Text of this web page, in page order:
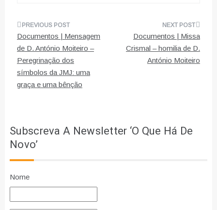
Navegação
de
artigos
Documentos | Mensagem
de D. António Moiteiro –
Peregrinação dos
símbolos da JMJ: uma
graça e uma bênção
Documentos | Missa
Crismal – homilia de D.
António Moiteiro
Subscreva A Newsletter ‘O Que Há De
Novo’
Nome